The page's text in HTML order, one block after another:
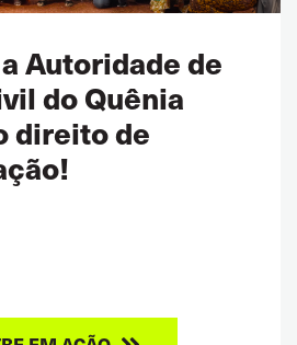
Autoridade de
do Quênia
direito de